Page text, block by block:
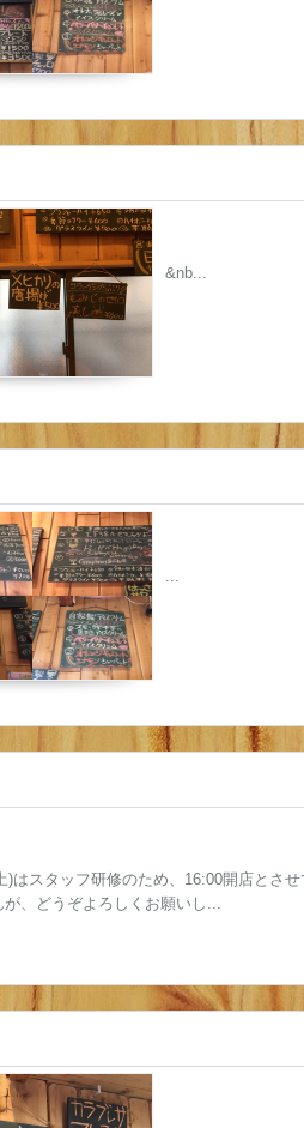
&nb...
...
)はスタッフ研修のため、16:00開店とさ
が、どうぞよろしくお願いし...